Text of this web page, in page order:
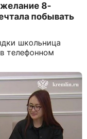
8-
побывать
школьница
телефонном